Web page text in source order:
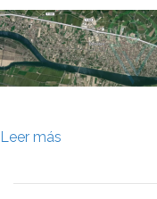
Leer más